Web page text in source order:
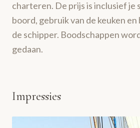
charteren. De prijs is inclusief je
boord, gebruik van de keuken
de schipper. Boodschappen
gedaan.
Impressies